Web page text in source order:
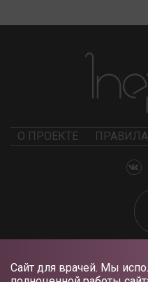
Сайт для врачей. Мы
О ПРОЕКТЕ ПРАВИЛА